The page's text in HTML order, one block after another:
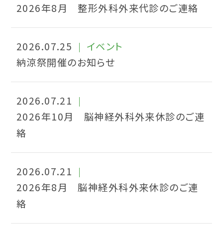
2026年8月 整形外科外来代診のご連絡
2026.07.25
イベント
納涼祭開催のお知らせ
2026.07.21
2026年10月 脳神経外科外来休診のご連
絡
2026.07.21
2026年8月 脳神経外科外来休診のご連
絡